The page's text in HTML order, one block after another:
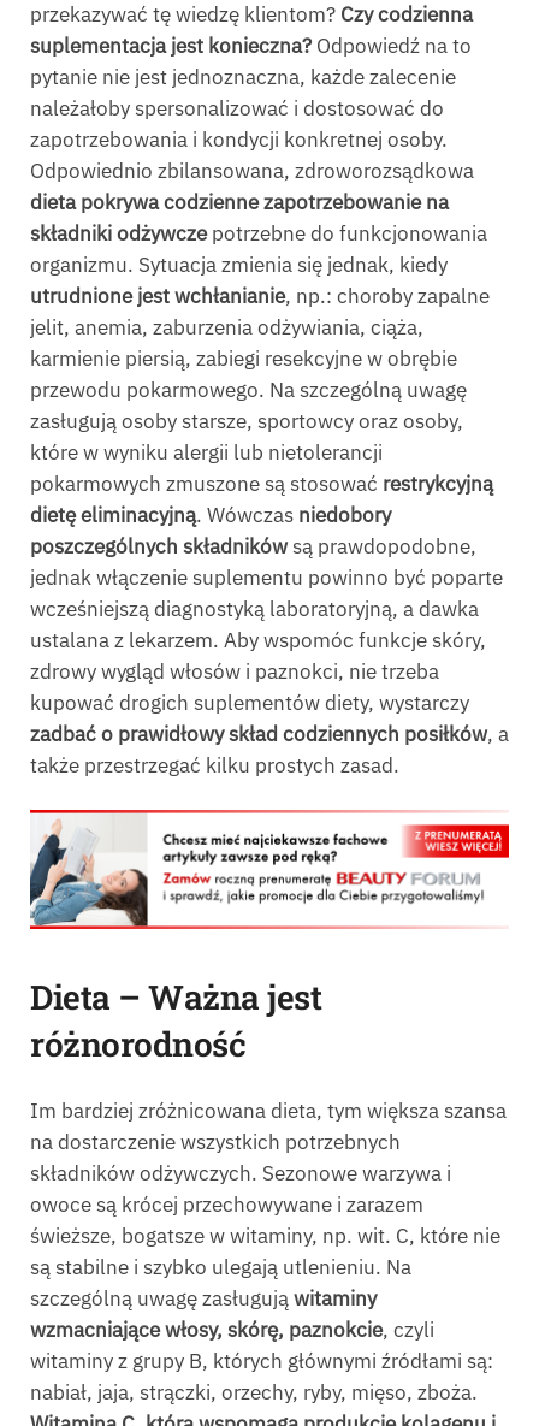
przekazywać tę wiedzę klientom? Czy codzienna
suplementacja jest konieczna?Odpowiedź na to
pytanie nie jest jednoznaczna, każde zalecenie
należałoby spersonalizować i dostosować do
zapotrzebowania i kondycji konkretnej osoby.
Odpowiednio zbilansowana, zdroworozsądkowa
dieta pokrywa codzienne zapotrzebowanie na
składniki odżywczepotrzebne do funkcjonowania
organizmu. Sytuacja zmienia się jednak, kiedy
utrudnione jest wchłanianie, np.: choroby zapalne
jelit, anemia, zaburzenia odżywiania, ciąża,
karmienie piersią, zabiegi resekcyjne w obrębie
przewodu pokarmowego. Na szczególną uwagę
zasługują osoby starsze, sportowcy oraz osoby,
które w wyniku alergii lub nietolerancji
pokarmowych zmuszone są stosować restrykcyjną
dietę eliminacyjną. Wówczas niedobory
poszczególnych składnikówsą prawdopodobne,
jednak włączenie suplementu powinno być poparte
wcześniejszą diagnostyką laboratoryjną, a dawka
ustalana z lekarzem. Aby wspomóc funkcje skóry,
zdrowy wygląd włosów i paznokci, nie trzeba
kupować drogich suplementów diety, wystarczy
zadbać o prawidłowy skład codziennych posiłków, a
także przestrzegać kilku prostych zasad.
Dieta – Ważna jest
różnorodność
Im bardziej zróżnicowana dieta, tym większa szansa
na dostarczenie wszystkich potrzebnych
składników odżywczych. Sezonowe warzywa i
owoce są krócej przechowywane i zarazem
świeższe, bogatsze w witaminy, np. wit. C, które nie
są stabilne i szybko ulegają utlenieniu. Na
szczególną uwagę zasługująwitaminy
wzmacniające włosy, skórę, paznokcie, czyli
witaminy z grupy B, których głównymi źródłami są:
nabiał, jaja, strączki, orzechy, ryby, mięso, zboża.